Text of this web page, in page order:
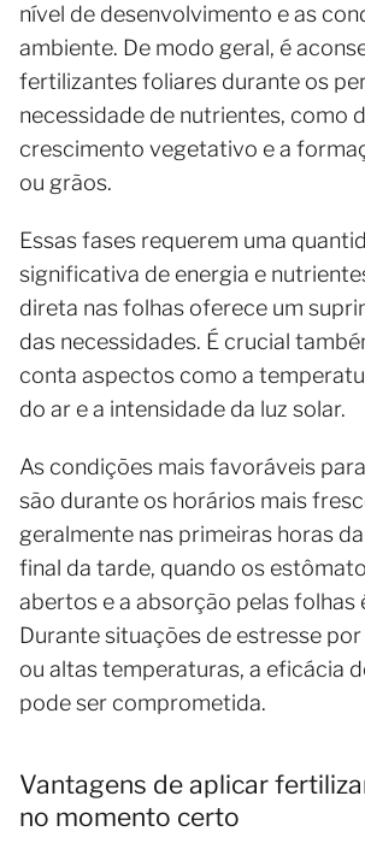
nível de desenvolvimento e as
ambiente. De modo geral, é
fertilizantes foliares durante os
necessidade de nutrientes, como
crescimento vegetativo e a
ou grãos.
Essas fases requerem uma
significativa de energia e
direta nas folhas oferece um
das necessidades. É crucial
conta aspectos como a
do ar e a intensidade da luz solar.
As condições mais favoráveis
são durante os horários mais
geralmente nas primeiras horas
final da tarde, quando os
abertos e a absorção pelas folhas
Durante situações de estresse
ou altas temperaturas, a eficácia
pode ser comprometida.
Vantagens de aplicar
no momento certo